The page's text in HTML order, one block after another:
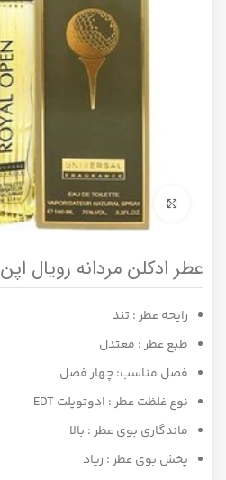
برای بزرگنمایی کلیک کنید
عطر ادکلن مردانه رویال اپن
رایحه عطر : تند
طبع عطر : معتدل
فصل مناسب: چهار فصل
نوع غلظت عطر : ادوتویلت EDT
ماندگاری بوی عطر : بالا
پخش بوی عطر : زیاد